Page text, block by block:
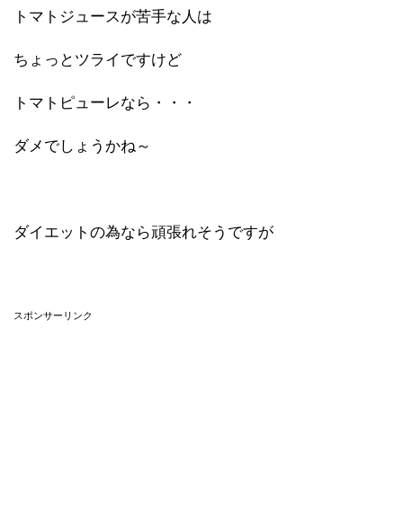
トマトジュースが苦手な人は
ちょっとツライですけど
トマトピューレなら・・・
ダメでしょうかね～
ダイエットの為なら頑張れそうですが
スポンサーリンク